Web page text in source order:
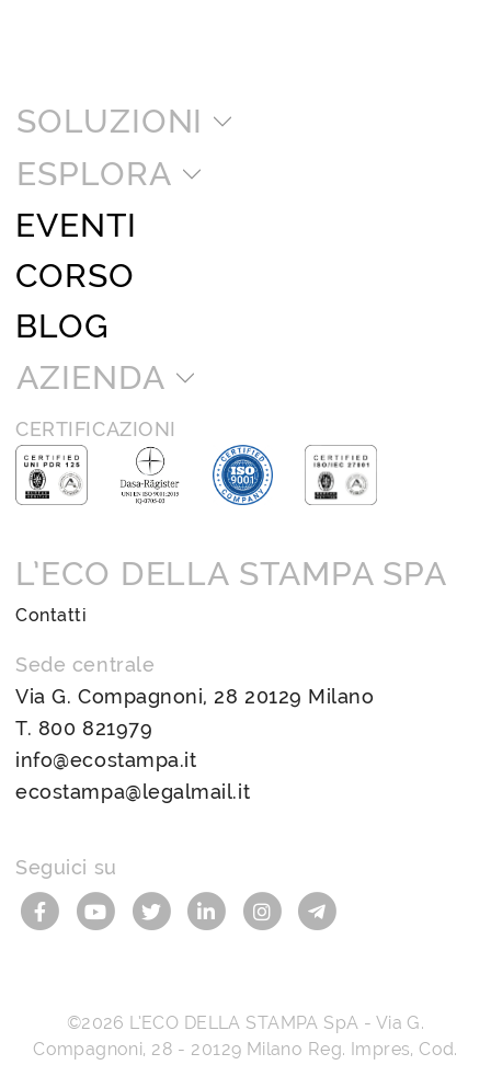
SOLUZIONI
ESPLORA
EVENTI
CORSO
BLOG
AZIENDA
CERTIFICAZIONI
L’ECO DELLA STAMPA SPA
Contatti
Sede centrale
Via G. Compagnoni, 28 20129 Milano
T. 800 821979
info@ecostampa.it
ecostampa@legalmail.it
Seguici su
©2026 L’ECO DELLA STAMPA SpA - Via G.
Compagnoni, 28 - 20129 Milano Reg. Impres, Cod.